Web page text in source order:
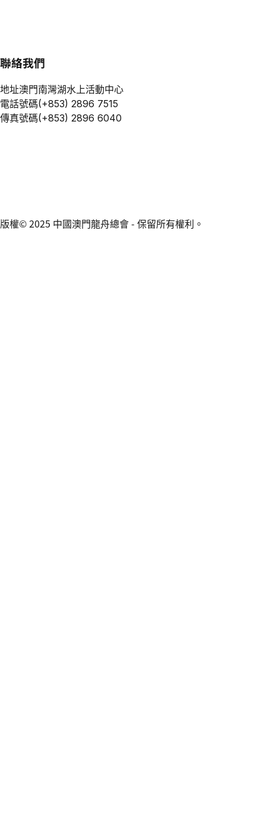
聯絡我們
地址澳門南灣湖水上活動中心
電話號碼(+853) 2896 7515
傳真號碼(+853) 2896 6040
版權© 2025 中國澳門龍舟總會 - 保留所有權利。